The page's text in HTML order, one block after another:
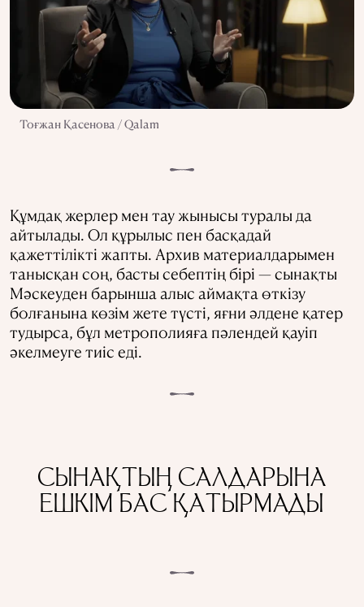
Тоғжан Қасенова / Qalam
Құмдақ жерлер мен тау жынысы туралы да
айтылады. Ол құрылыс пен басқадай
қажеттілікті жапты. Архив материалдарымен
танысқан соң, басты себептің бірі — сынақты
Мәскеуден барынша алыс аймақта өткізу
болғанына көзім жете түсті, яғни әлдене қатер
тудырса, бұл метрополияға пәлендей қауіп
әкелмеуге тиіс еді.
СЫНАҚТЫҢ САЛДАРЫНА
ЕШКІМ БАС ҚАТЫРМАДЫ